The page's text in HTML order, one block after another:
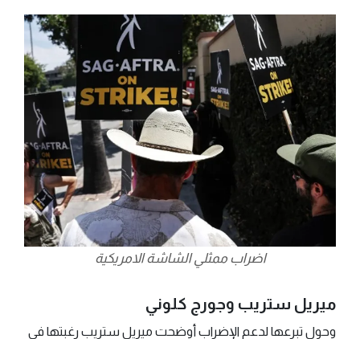
اضراب ممثلي الشاشة الامريكية
ميريل ستريب وجورج كلوني
وحول تبرعها لدعم الإضراب أوضحت ميريل ستريب رغبتها في